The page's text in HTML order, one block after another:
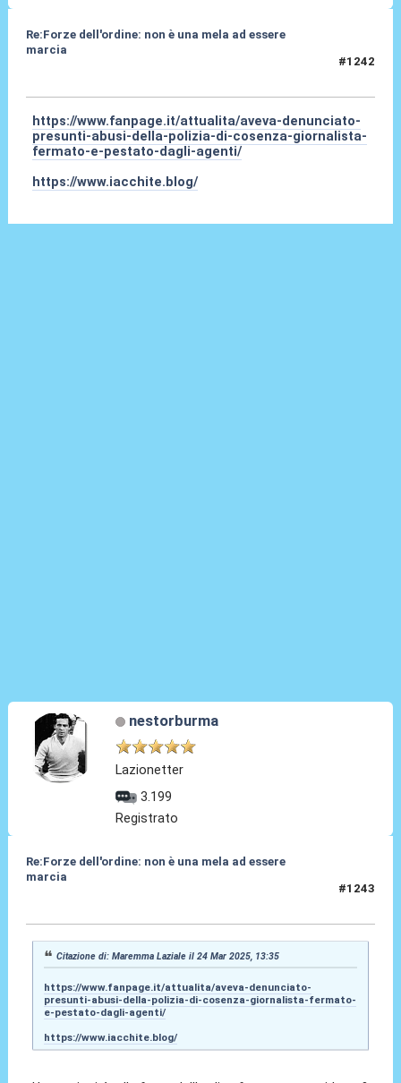
Re:Forze dell'ordine: non è una mela ad essere
marcia
#1242
https://www.fanpage.it/attualita/aveva-denunciato-
presunti-abusi-della-polizia-di-cosenza-giornalista-
fermato-e-pestato-dagli-agenti/
https://www.iacchite.blog/
nestorburma
Lazionetter
3.199
Registrato
Re:Forze dell'ordine: non è una mela ad essere
marcia
#1243
Citazione di: Maremma Laziale il 24 Mar 2025, 13:35
https://www.fanpage.it/attualita/aveva-denunciato-
presunti-abusi-della-polizia-di-cosenza-giornalista-fermato-
e-pestato-dagli-agenti/
https://www.iacchite.blog/